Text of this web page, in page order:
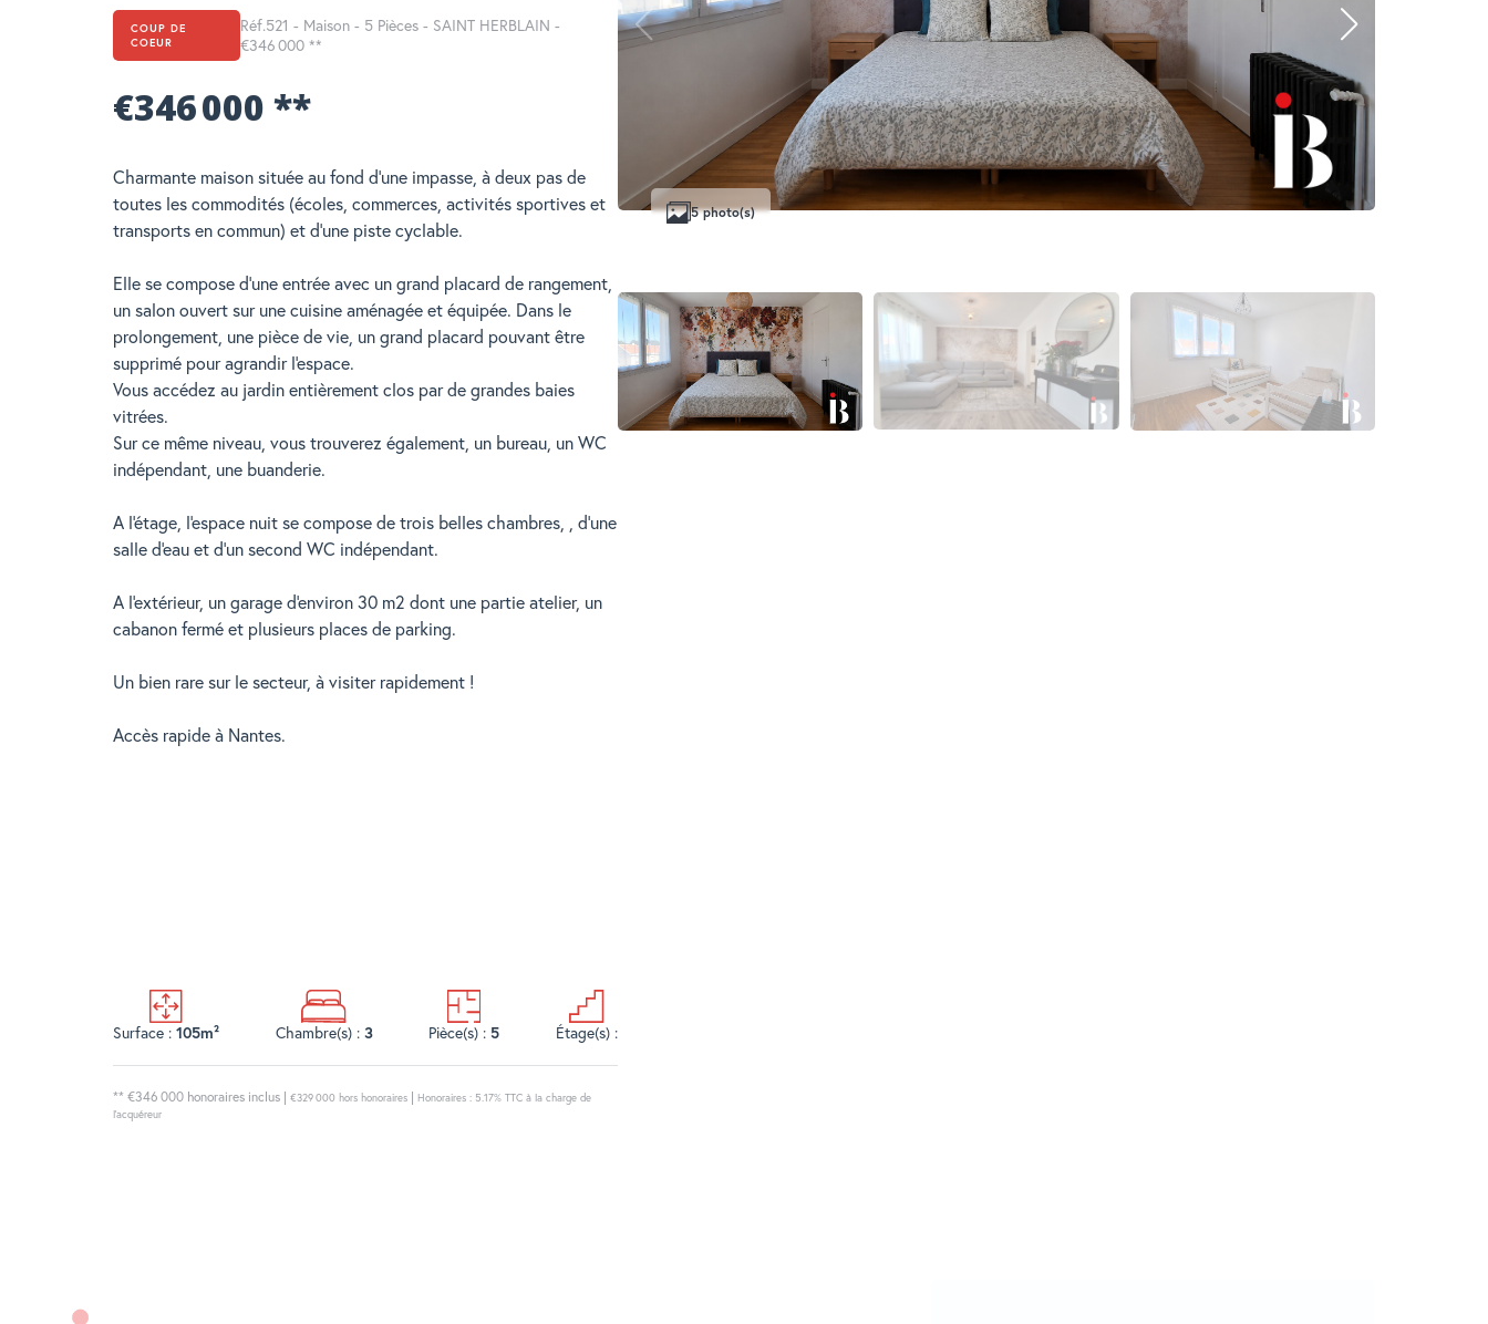
COUP DE
COEUR
Réf.521 - Maison - 5 Pièces - SAINT HERBLAIN -
€346 000 **
€346 000 **
Charmante maison située au fond d'une impasse, à deux pas de
toutes les commodités (écoles, commerces, activités sportives et
transports en commun) et d'une piste cyclable.
Elle se compose d'une entrée avec un grand placard de rangement,
un salon ouvert sur une cuisine aménagée et équipée. Dans le
prolongement, une pièce de vie, un grand placard pouvant être
supprimé pour agrandir l'espace.
Vous accédez au jardin entièrement clos par de grandes baies
vitrées.
Sur ce même niveau, vous trouverez également, un bureau, un WC
indépendant, une buanderie.
A l'étage, l'espace nuit se compose de trois belles chambres, , d'une
salle d'eau et d'un second WC indépendant.
A l'extérieur, un garage d'environ 30 m2 dont une partie atelier, un
cabanon fermé et plusieurs places de parking.
Un bien rare sur le secteur, à visiter rapidement !
Accès rapide à Nantes.
Surface : 105m² Chambre(s) : 3 Pièce(s) :5 Étage(s) :
** €346 000 honoraires inclus | €329 000 hors honoraires | Honoraires : 5.17% TTC à la charge de
l'acquéreur
5 photo(s)